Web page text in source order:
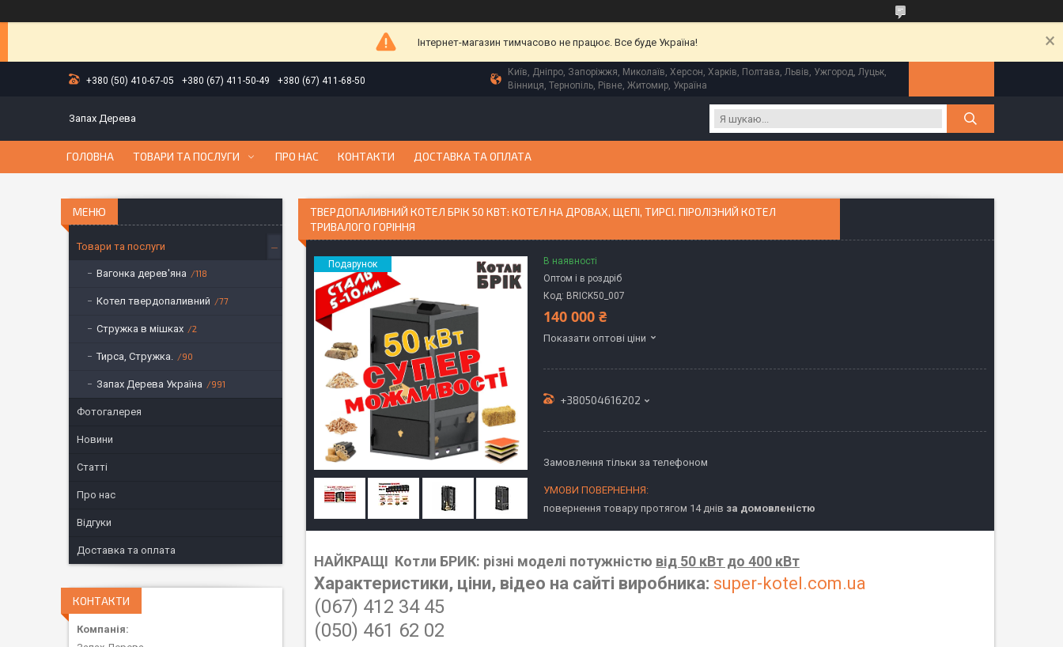
Інтернет-магазин тимчасово не працює. Все буде Україна!
+380 (50) 410-67-05 +380 (67) 411-50-49 +380 (67) 411-68-50
Київ, Дніпро, Запоріжжя, Миколаїв, Херсон, Харків, Полтава, Львів, Ужгород, Луцьк,
Вінниця, Тернопіль, Рівне, Житомир, Україна
Запах Дерева
ГОЛОВНА ТОВАРИ ТА ПОСЛУГИ ПРО НАС КОНТАКТИ ДОСТАВКА ТА ОПЛАТА
ТВЕРДОПАЛИВНИЙ КОТЕЛ БРІК 50 КВТ: КОТЕЛ НА ДРОВАХ, ЩЕПІ, ТИРСІ. ПІРОЛІЗНИЙ КОТЕЛ
ТРИВАЛОГО ГОРІННЯ
Подарунок
В наявності
Оптом і в роздріб
Код: BRICK50_007
140 000 ₴
Показати оптові ціни
+380504616202
Замовлення тільки за телефоном
повернення товару протягом 14 днів за домовленістю
НАЙКРАЩІ Котли БРИК: різні моделі потужністю від 50 кВт до 400 кВт
Характеристики, ціни, відео на сайті виробника: super-kotel.com.ua
(067) 412 34 45
(050) 461 62 02
Товари та послуги
Вагонка дерев'яна 118
Котел твердопаливний 77
Стружка в мішках 2
Тирса, Стружка. 90
Запах Дерева Україна 991
Фотогалерея
Новини
Статті
Про нас
Відгуки
Доставка та оплата
КОНТАКТИ